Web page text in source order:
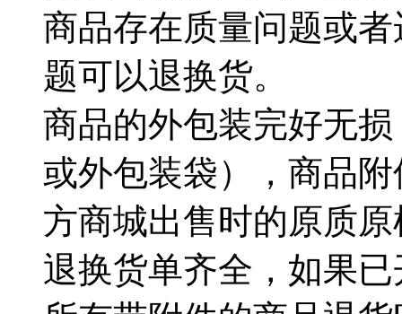
商品存在质量问题或
题可以退换货。
商品的外包装完好无
或外包装袋），商品
方商城出售时的原质
退换货单齐全，如果